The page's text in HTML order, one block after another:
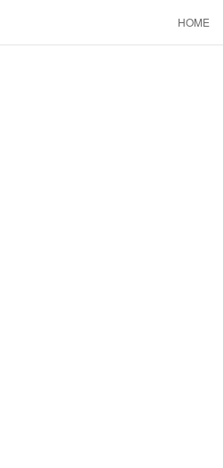
HOME